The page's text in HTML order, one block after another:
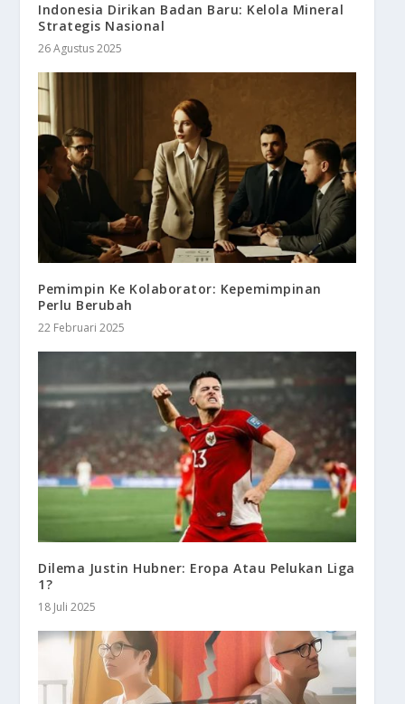
Indonesia Dirikan Badan Baru: Kelola Mineral
Strategis Nasional
26 Agustus 2025
Pemimpin Ke Kolaborator: Kepemimpinan
Perlu Berubah
22 Februari 2025
Dilema Justin Hubner: Eropa Atau Pelukan Liga
1?
18 Juli 2025